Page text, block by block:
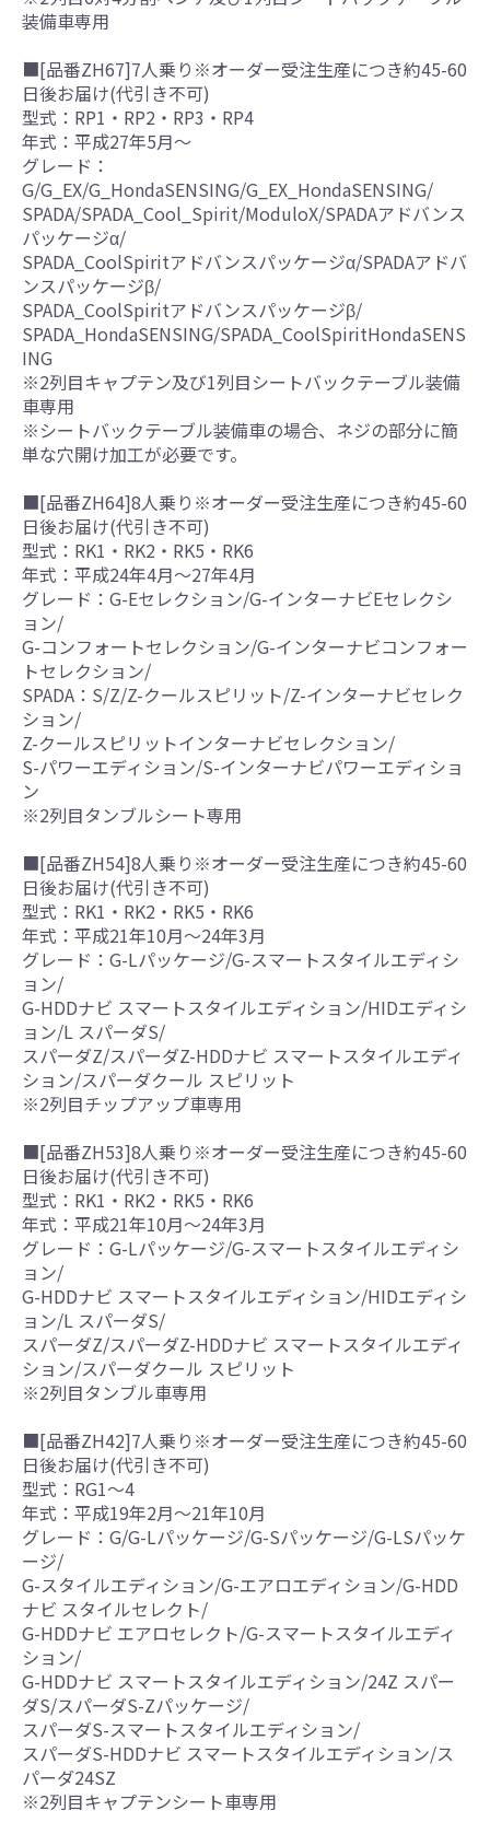
装備車専用
■[品番ZH67]7人乗り※オーダー受注生産につき約45-60
日後お届け(代引き不可)
型式：RP1・RP2・RP3・RP4
年式：平成27年5月～
グレード：
G/G_EX/G_HondaSENSING/G_EX_HondaSENSING/
SPADA/SPADA_Cool_Spirit/ModuloX/SPADAアドバンス
パッケージα/
SPADA_CoolSpiritアドバンスパッケージα/SPADAアドバ
ンスパッケージβ/
SPADA_CoolSpiritアドバンスパッケージβ/
SPADA_HondaSENSING/SPADA_CoolSpiritHondaSENS
ING
※2列目キャプテン及び1列目シートバックテーブル装備
車専用
※シートバックテーブル装備車の場合、ネジの部分に簡
単な穴開け加工が必要です。
■[品番ZH64]8人乗り※オーダー受注生産につき約45-60
日後お届け(代引き不可)
型式：RK1・RK2・RK5・RK6
年式：平成24年4月～27年4月
グレード：G-Eセレクション/G-インターナビEセレクシ
ョン/
G-コンフォートセレクション/G-インターナビコンフォー
トセレクション/
SPADA：S/Z/Z-クールスピリット/Z-インターナビセレク
ション/
Z-クールスピリットインターナビセレクション/
S-パワーエディション/S-インターナビパワーエディショ
ン
※2列目タンブルシート専用
■[品番ZH54]8人乗り※オーダー受注生産につき約45-60
日後お届け(代引き不可)
型式：RK1・RK2・RK5・RK6
年式：平成21年10月～24年3月
グレード：G-Lパッケージ/G-スマートスタイルエディシ
ョン/
G-HDDナビ スマートスタイルエディション/HIDエディシ
ョン/L スパーダS/
スパーダZ/スパーダZ-HDDナビ スマートスタイルエディ
ション/スパーダクール スピリット
※2列目チップアップ車専用
■[品番ZH53]8人乗り※オーダー受注生産につき約45-60
日後お届け(代引き不可)
型式：RK1・RK2・RK5・RK6
年式：平成21年10月～24年3月
グレード：G-Lパッケージ/G-スマートスタイルエディシ
ョン/
G-HDDナビ スマートスタイルエディション/HIDエディシ
ョン/L スパーダS/
スパーダZ/スパーダZ-HDDナビ スマートスタイルエディ
ション/スパーダクール スピリット
※2列目タンブル車専用
■[品番ZH42]7人乗り※オーダー受注生産につき約45-60
日後お届け(代引き不可)
型式：RG1～4
年式：平成19年2月～21年10月
グレード：G/G-Lパッケージ/G-Sパッケージ/G-LSパッケ
ージ/
G-スタイルエディション/G-エアロエディション/G-HDD
ナビ スタイルセレクト/
G-HDDナビ エアロセレクト/G-スマートスタイルエディ
ション/
G-HDDナビ スマートスタイルエディション/24Z スパー
ダS/スパーダS-Zパッケージ/
スパーダS-スマートスタイルエディション/
スパーダS-HDDナビ スマートスタイルエディション/ス
パーダ24SZ
※2列目キャプテンシート車専用